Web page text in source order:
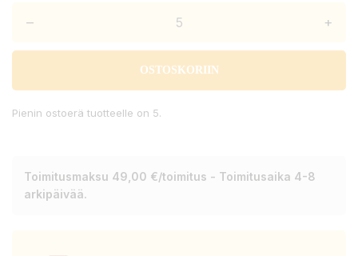
– +
OSTOSKORIIN
Pienin ostoerä tuotteelle on 5.
Toimitusmaksu 49,00 €/toimitus - Toimitusaika 4-8
arkipäivää.